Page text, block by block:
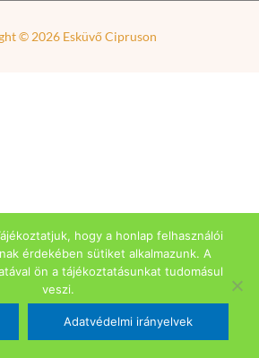
© 2026 Esküvő Cipruson
hogy a honlap felhasználói
érdekében sütiket alkalmazunk. A
ön a tájékoztatásunkat tudomásul
veszi.
Adatvédelmi irányelvek